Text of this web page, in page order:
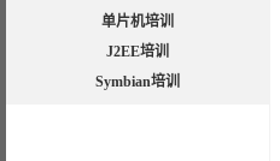
单片机培训
J2EE培训
Symbian培训